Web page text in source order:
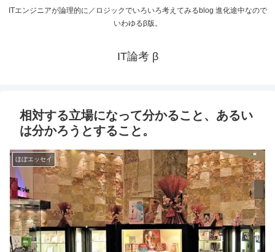
ITエンジニアが論理的に／ロジックでいろいろ考えてみるblog 進化途中なので
いわゆるβ版。
IT論考 β
相対する立場になって分かること、あるい
は分かろうとすること。
ほぼエッセイ